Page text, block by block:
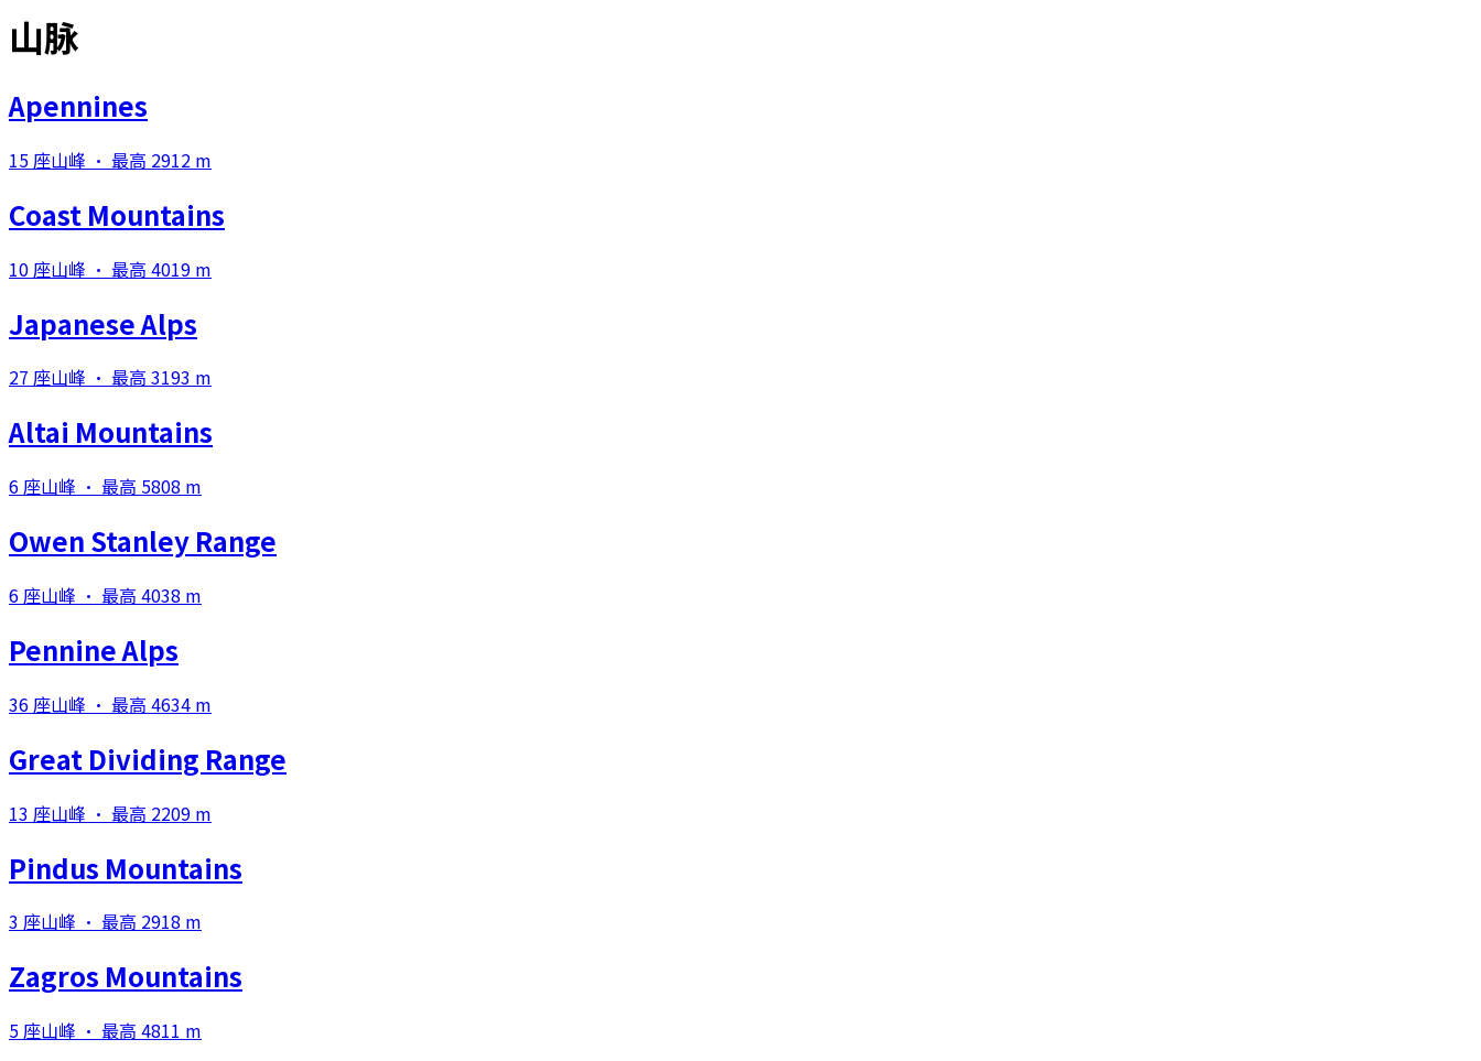
山脉
Apennines
15 座山峰 · 最高 2912 m
Coast Mountains
10 座山峰 · 最高 4019 m
Japanese Alps
27 座山峰 · 最高 3193 m
Altai Mountains
6 座山峰 · 最高 5808 m
Owen Stanley Range
6 座山峰 · 最高 4038 m
Pennine Alps
36 座山峰 · 最高 4634 m
Great Dividing Range
13 座山峰 · 最高 2209 m
Pindus Mountains
3 座山峰 · 最高 2918 m
Zagros Mountains
5 座山峰 · 最高 4811 m